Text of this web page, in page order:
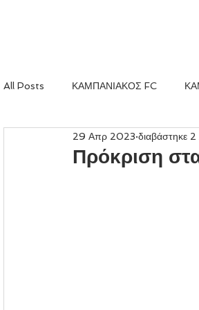
All Posts ΚΑΜΠΑΝΙΑΚΟΣ FC
Πρόκριση
29 Απρ 2023 διαβάστηκε 2